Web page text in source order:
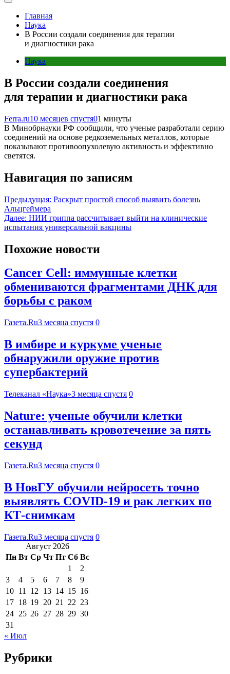
Главная
Наука
В России создали соединения для терапии
и диагностики рака
Наука
В России создали соединения
для терапии и диагностики рака
Ferra.ru10 месяцев спустя01 минуты
В Минобрнауки РФ сообщили, что ученые разработали серию
соединений на основе редкоземельных металлов, которые
показывают противоопухолевую активность и эффективно
светятся.
Навигация по записям
Предыдущая: Раскрыт простой способ выявить болезнь
Альцгеймера
Далее: НИИ гриппа рассчитывает выйти на клинические
испытания универсальной вакцины
Похожие новости
Cancer Cell: иммунные клетки
обмениваются фрагментами ДНК для
борьбы с раком
Газета.Ru3 месяца спустя 0
В имбире и куркуме ученые
обнаружили оружие против
супербактерий
Телеканал «Наука»3 месяца спустя 0
Nature: ученые обучили клетки
останавливать кровотечение за пять
секунд
Газета.Ru3 месяца спустя 0
В НовГУ обучили нейросеть точно
выявлять COVID-19 и рак легких по
КТ-снимкам
Газета.Ru3 месяца спустя 0
Август 2026
Пн Вт Ср Чт Пт Сб Вс
1
2
3
4 5 6 7 8
9
10 11 12 13 14 15 16
17 18 19 20 21 22 23
24 25 26 27 28 29 30
31
« Июл
Рубрики